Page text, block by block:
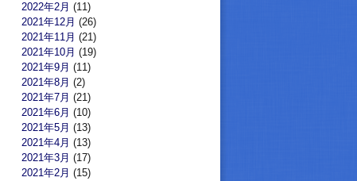
2022年2月 (11)
2021年12月 (26)
2021年11月 (21)
2021年10月 (19)
2021年9月 (11)
2021年8月 (2)
2021年7月 (21)
2021年6月 (10)
2021年5月 (13)
2021年4月 (13)
2021年3月 (17)
2021年2月 (15)